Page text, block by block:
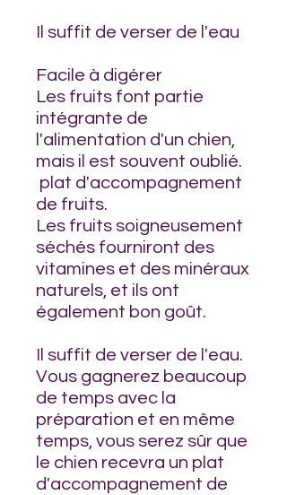
Il suffit de verser de l'eau
Facile à digérer
Les fruits font partie
intégrante de
l'alimentation d'un chien,
mais il est souvent oublié.
plat d'accompagnement
de fruits.
Les fruits soigneusement
séchés fourniront des
vitamines et des minéraux
naturels, et ils ont
également bon goût.
Il suffit de verser de l'eau.
Vous gagnerez beaucoup
de temps avec la
préparation et en même
temps, vous serez sûr que
le chien recevra un plat
d'accompagnement de